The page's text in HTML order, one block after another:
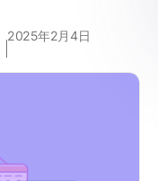
2025年2月4日